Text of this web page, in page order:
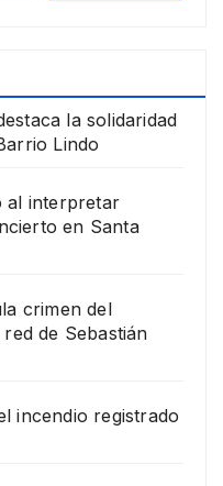
la solidaridad
Lindo
al interpretar
en Santa
crimen del
de Sebastián
incendio registrado